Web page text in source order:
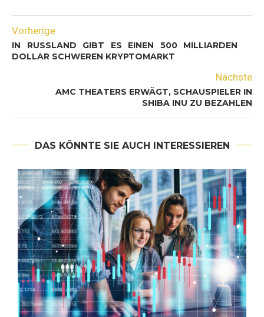
Vorherige
IN RUSSLAND GIBT ES EINEN 500 MILLIARDEN
DOLLAR SCHWEREN KRYPTOMARKT
Nächste
AMC THEATERS ERWÄGT, SCHAUSPIELER IN
SHIBA INU ZU BEZAHLEN
DAS KÖNNTE SIE AUCH INTERESSIEREN